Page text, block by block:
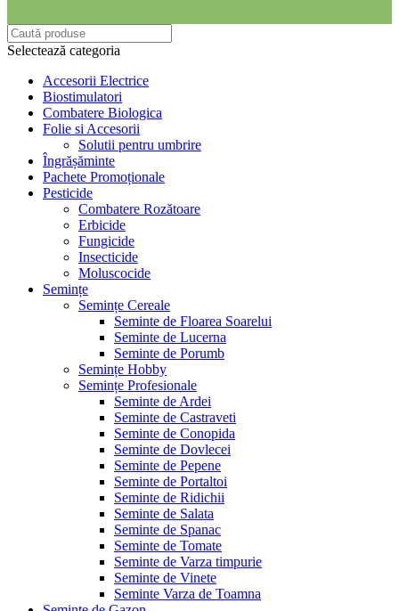
Selectează categoria
Accesorii Electrice
Biostimulatori
Combatere Biologica
Folie si Accesorii
Solutii pentru umbrire
Îngrășăminte
Pachete Promoționale
Pesticide
Combatere Rozătoare
Erbicide
Fungicide
Insecticide
Moluscocide
Semințe
Semințe Cereale
Seminte de Floarea Soarelui
Seminte de Lucerna
Seminte de Porumb
Semințe Hobby
Semințe Profesionale
Seminte de Ardei
Seminte de Castraveti
Seminte de Conopida
Seminte de Dovlecei
Seminte de Pepene
Seminte de Portaltoi
Seminte de Ridichii
Seminte de Salata
Seminte de Spanac
Seminte de Tomate
Seminte de Varza timpurie
Seminte de Vinete
Seminte Varza de Toamna